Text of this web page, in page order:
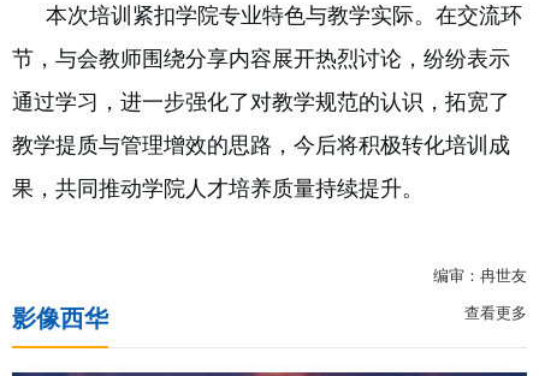
本次培训紧扣学院专业特色与教学实际。在交流环
节，与会教师围绕分享内容展开热烈讨论，纷纷表示
通过学习，进一步强化了对教学规范的认识，拓宽了
教学提质与管理增效的思路，今后将积极转化培训成
果，共同推动学院人才培养质量持续提升。
编审：冉世友
影像西华 查看更多